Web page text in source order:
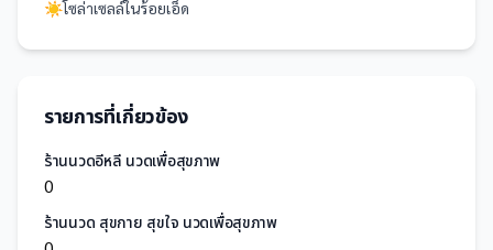
☀️โซล่าเซลล์ในร้อยเอ็ด
รายการที่เกี่ยวข้อง
ร้านนวดอีหลี นวดเพื่อสุขภาพ
0
ร้านนวด สุขกาย สุขใจ นวดเพื่อสุขภาพ